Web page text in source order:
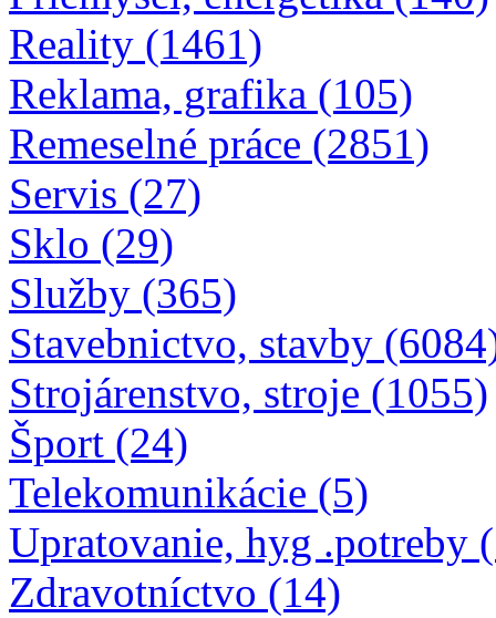
Reality (1461)
Reklama, grafika (105)
Remeselné práce (2851)
Servis (27)
Sklo (29)
Služby (365)
Stavebnictvo, stavby
Strojárenstvo, stroje (1055)
Šport (24)
Telekomunikácie (5)
Upratovanie, hyg .potreby
Zdravotníctvo (14)